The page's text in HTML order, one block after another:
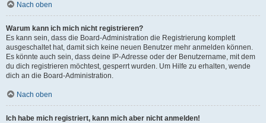
Nach oben
Warum kann ich mich nicht registrieren?
Es kann sein, dass die Board-Administration die Registrierung komplett
ausgeschaltet hat, damit sich keine neuen Benutzer mehr anmelden können.
Es könnte auch sein, dass deine IP-Adresse oder der Benutzername, mit dem
du dich registrieren möchtest, gesperrt wurden. Um Hilfe zu erhalten, wende
dich an die Board-Administration.
Nach oben
Ich habe mich registriert, kann mich aber nicht anmelden!